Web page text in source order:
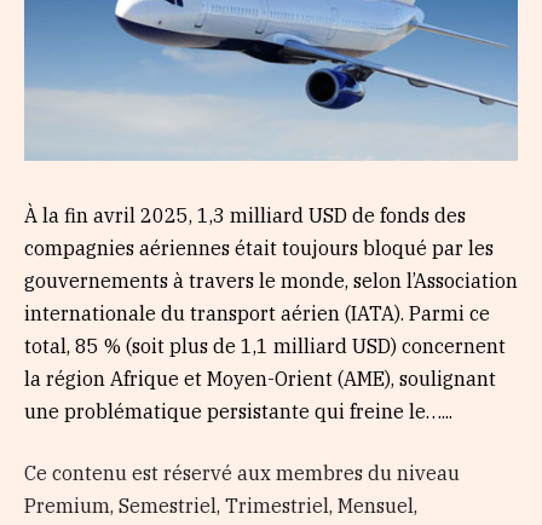
À la fin avril 2025, 1,3 milliard USD de fonds des
compagnies aériennes était toujours bloqué par les
gouvernements à travers le monde, selon l’Association
internationale du transport aérien (IATA). Parmi ce
total, 85 % (soit plus de 1,1 milliard USD) concernent
la région Afrique et Moyen-Orient (AME), soulignant
une problématique persistante qui freine le…...
Ce contenu est réservé aux membres du niveau
Premium, Semestriel, Trimestriel, Mensuel,